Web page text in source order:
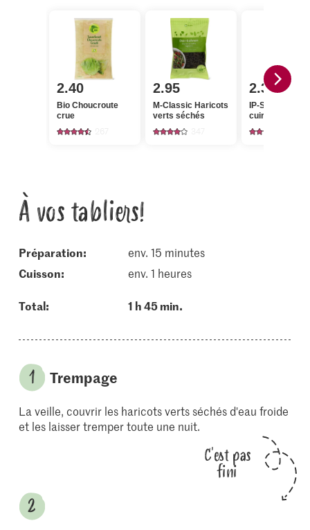
2.40
Bio Choucroute
crue
2.95
M-Classic Haricots
verts séchés
2.35
IP-SUISSE
cuire
À vos tabliers!
Préparation:
env. 15 minutes
cuisson:
env. 1 heures
Total: 1 h 45 min.
Trempage
La veille, couvrir les haricots verts séchés d'eau froide
et les laisser tremper toute une nuit.
C'est pas
fini